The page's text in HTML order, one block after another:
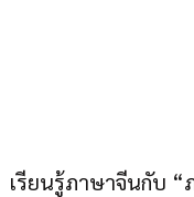
เรียนรู้ภาษาจีนกับ